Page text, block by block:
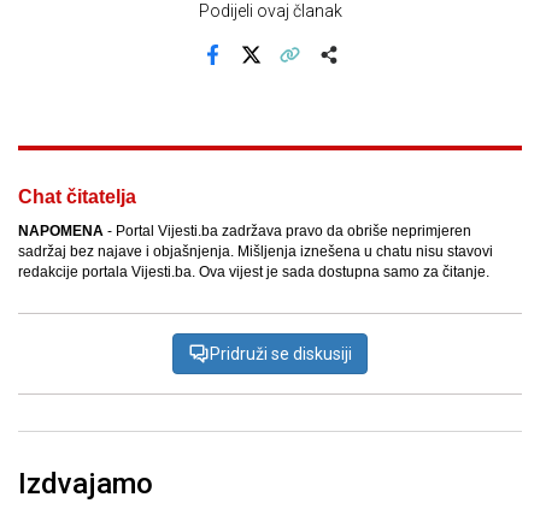
Podijeli ovaj članak
Chat čitatelja
NAPOMENA - Portal Vijesti.ba zadržava pravo da obriše neprimjeren
sadržaj bez najave i objašnjenja. Mišljenja iznešena u chatu nisu stavovi
redakcije portala Vijesti.ba. Ova vijest je sada dostupna samo za čitanje.
Pridruži se diskusiji
Izdvajamo